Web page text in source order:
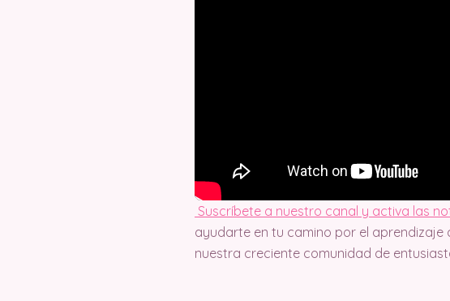
Suscríbete a nuestro canal y activa las
ayudarte en tu camino por el aprendizaje
nuestra creciente comunidad de